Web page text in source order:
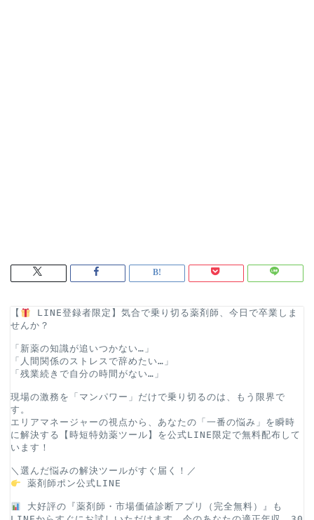
【
LINE登録者限定】気合で乗り切る薬剤師、今日で卒業しま
せんか？
「新薬の知識が追いつかない…」
「人間関係のストレスで辞めたい…」
「残業続きで自分の時間がない…」
現場の激務を「マンパワー」だけで乗り切るのは、もう限界で
す。
エリアマネージャーの視点から、あなたの「一番の悩み」を瞬時
に解決する【時短特効薬ツール】を公式LINE限定で無料配布して
います！
＼選んだ悩みの解決ツールがすぐ届く！／
薬剤師ポン公式LINE
大好評の『薬剤師・市場価値診断アプリ（完全無料）』も